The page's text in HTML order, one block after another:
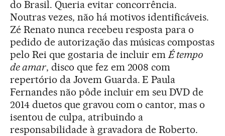
do Brasil. Queria evitar concorrência.
Noutras vezes, não há motivos identificáveis.
Zé Renato nunca recebeu resposta para o
pedido de autorização das músicas compostas
pelo Rei que gostaria de incluir em É tempo
de amar, disco que fez em 2008 com
repertório da Jovem Guarda. E Paula
Fernandes não pôde incluir em seu DVD de
2014 duetos que gravou com o cantor, mas o
isentou de culpa, atribuindo a
responsabilidade à gravadora de Roberto.